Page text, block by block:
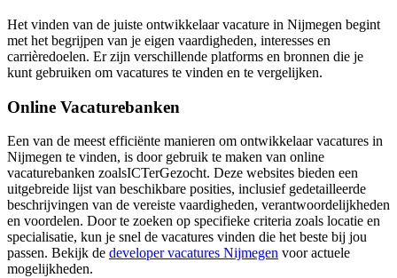
Het vinden van de juiste ontwikkelaar vacature in Nijmegen begint
met het begrijpen van je eigen vaardigheden, interesses en
carrièredoelen. Er zijn verschillende platforms en bronnen die je
kunt gebruiken om vacatures te vinden en te vergelijken.
Online Vacaturebanken
Een van de meest efficiënte manieren om ontwikkelaar vacatures in
Nijmegen te vinden, is door gebruik te maken van online
vacaturebanken zoalsICTerGezocht. Deze websites bieden een
uitgebreide lijst van beschikbare posities, inclusief gedetailleerde
beschrijvingen van de vereiste vaardigheden, verantwoordelijkheden
en voordelen. Door te zoeken op specifieke criteria zoals locatie en
specialisatie, kun je snel de vacatures vinden die het beste bij jou
passen. Bekijk de developer vacatures Nijmegen voor actuele
mogelijkheden.